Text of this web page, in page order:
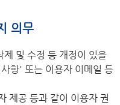
의무
및 수정 등 개정이 있을
항' 또는 이용자 이메일 등
제공 등과 같이 이용자 권